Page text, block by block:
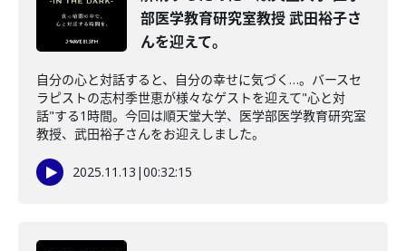
部医学教育研究室教授 武田裕子さ
んを迎えて。
自分の心と対話すると、自分の幸せに気づく…。バースセ
ラピストの志村季世恵が様々なゲストを迎えて"心と対
話"する1時間。今回は順天堂大学、医学部医学教育研究室
教授、武田裕子さんをお迎えしました。
2025.11.13 |00:32:15